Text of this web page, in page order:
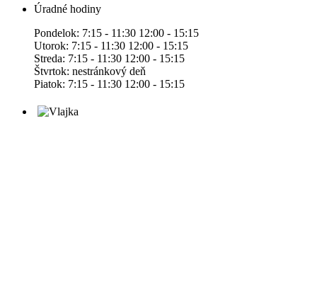
Úradné hodiny
Pondelok: 7:15 - 11:30 12:00 - 15:15
Utorok: 7:15 - 11:30 12:00 - 15:15
Streda: 7:15 - 11:30 12:00 - 15:15
Štvrtok: nestránkový deň
Piatok: 7:15 - 11:30 12:00 - 15:15